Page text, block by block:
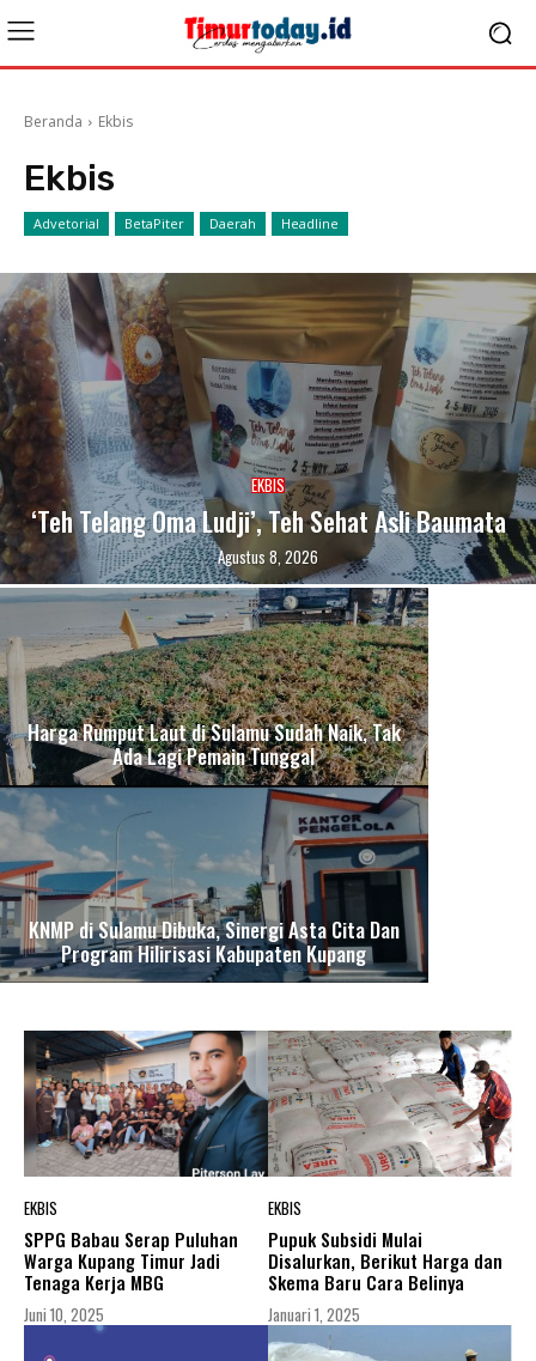
Beranda Ekbis
Ekbis
Advetorial BetaPiter Daerah Headline
EKBIS
‘Teh Telang Oma Ludji’, Teh Sehat Asli Baumata
Agustus 8, 2026
Harga Rumput Laut di Sulamu Sudah Naik, Tak
Ada Lagi Pemain Tunggal
KNMP di Sulamu Dibuka, Sinergi Asta Cita Dan
Program Hilirisasi Kabupaten Kupang
EKBIS
SPPG Babau Serap Puluhan
Warga Kupang Timur Jadi
Tenaga Kerja MBG
Juni 10, 2025
EKBIS
Pupuk Subsidi Mulai
Disalurkan, Berikut Harga dan
Skema Baru Cara Belinya
Januari 1, 2025